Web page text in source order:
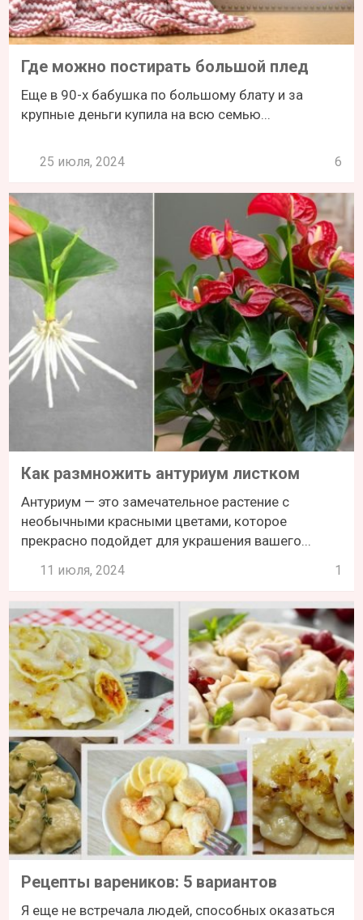
Где можно постирать большой плед
Еще в 90-х бабушка по большому блату и за
крупные деньги купила на всю семью...
25 июля, 2024 6
Как размножить антуриум листком
Антуриум — это замечательное растение с
необычными красными цветами, которое
прекрасно подойдет для украшения вашего...
11 июля, 2024 1
Рецепты вареников: 5 вариантов
Я еще не встречала людей, способных оказаться